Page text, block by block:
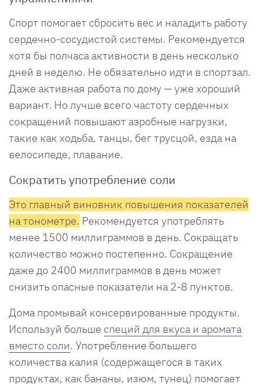
Спорт помогает сбросить вес и наладить работу
сердечно-сосудистой системы. Рекомендуется
хотя бы полчаса активности в день несколько
дней в неделю. Не обязательно идти в спортзал.
Даже активная работа по дому — уже хороший
вариант. Но лучше всего частоту сердечных
сокращений повышают аэробные нагрузки,
такие как ходьба, танцы, бег трусцой, езда на
велосипеде, плавание.
Сократить употребление соли
Это главный виновник повышения показателей
на тонометре. Рекомендуется употреблять
менее 1500 миллиграммов в день. Сокращать
количество можно постепенно. Сокращение
даже до 2400 миллиграммов в день может
снизить опасные показатели на 2-8 пунктов.
Дома промывай консервированные продукты.
Используй больше специй для вкуса и аромата
вместо соли. Употребление большего
количества калия (содержащегося в таких
продуктах, как бананы, изюм, тунец) помогает